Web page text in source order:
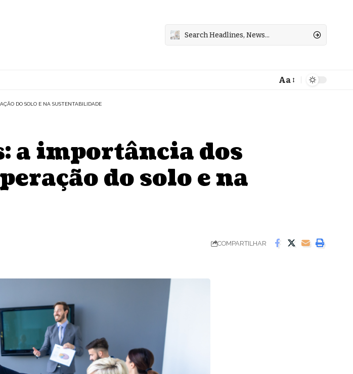
Font
Aa
DO SOLO E NA SUSTENTABILIDADE
a importância dos
do solo e na
COMPARTILHAR